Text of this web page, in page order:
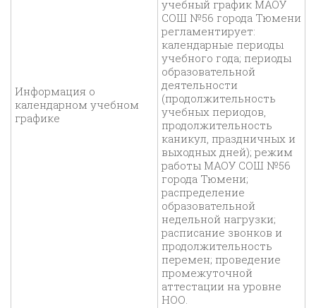
Информация о
календарном учебном
графике
учебный график МАОУ
СОШ №56 города Тюмени
регламентирует:
календарные периоды
учебного года; периоды
образовательной
деятельности
(продолжительность
учебных периодов,
продолжительность
каникул, праздничных и
выходных дней); режим
работы МАОУ СОШ №56
города Тюмени;
распределение
образовательной
недельной нагрузки;
расписание звонков и
продолжительность
перемен; проведение
промежуточной
аттестации на уровне
НОО.